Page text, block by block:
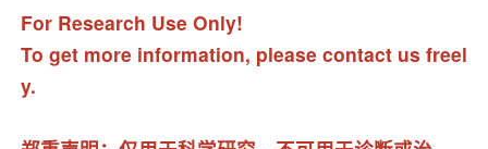
For Research Use Only!
To get more information, please contact us freel
y.